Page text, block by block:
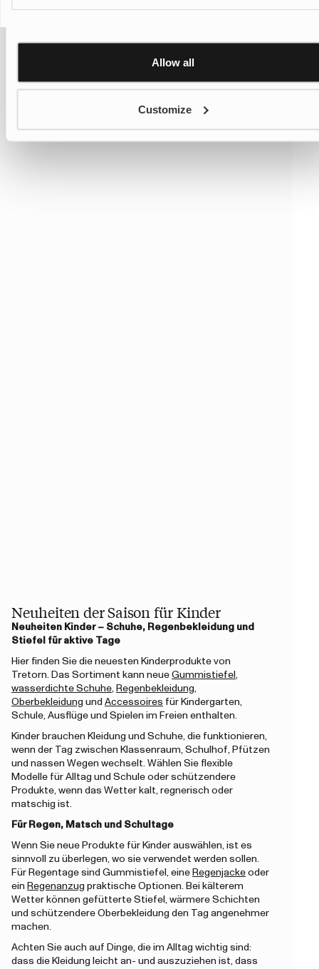
settingshere
Allow all
Customize
Neuheiten der Saison für Kinder
Neuheiten Kinder – Schuhe, Regenbekleidung und
Stiefel für aktive Tage
Hier finden Sie die neuesten Kinderprodukte von
Tretorn. Das Sortiment kann neue Gummistiefel ,
wasserdichte Schuhe, Regenbekleidung,
Oberbekleidung und Accessoires für Kindergarten,
Schule, Ausflüge und Spielen im Freien enthalten.
Kinder brauchen Kleidung und Schuhe, die funktionieren,
wenn der Tag zwischen Klassenraum, Schulhof, Pfützen
und nassen Wegen wechselt. Wählen Sie flexible
Modelle für Alltag und Schule oder schützendere
Produkte, wenn das Wetter kalt, regnerisch oder
matschig ist.
Für Regen, Matsch und Schultage
Wenn Sie neue Produkte für Kinder auswählen, ist es
sinnvoll zu überlegen, wo sie verwendet werden sollen.
Für Regentage sind Gummistiefel, eine Regenjacke oder
ein Regenanzug praktische Optionen. Bei kälterem
Wetter können gefütterte Stiefel, wärmere Schichten
und schützendere Oberbekleidung den Tag angenehmer
machen.
Achten Sie auch auf Dinge, die im Alltag wichtig sind:
dass die Kleidung leicht an- und auszuziehen ist, dass